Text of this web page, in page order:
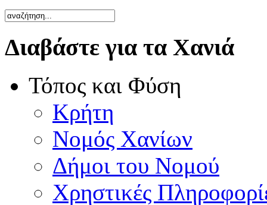
Διαβάστε για τα Χανιά
Τόπος και Φύση
Κρήτη
Νομός Χανίων
Δήμοι του Νομού
Χρηστικές